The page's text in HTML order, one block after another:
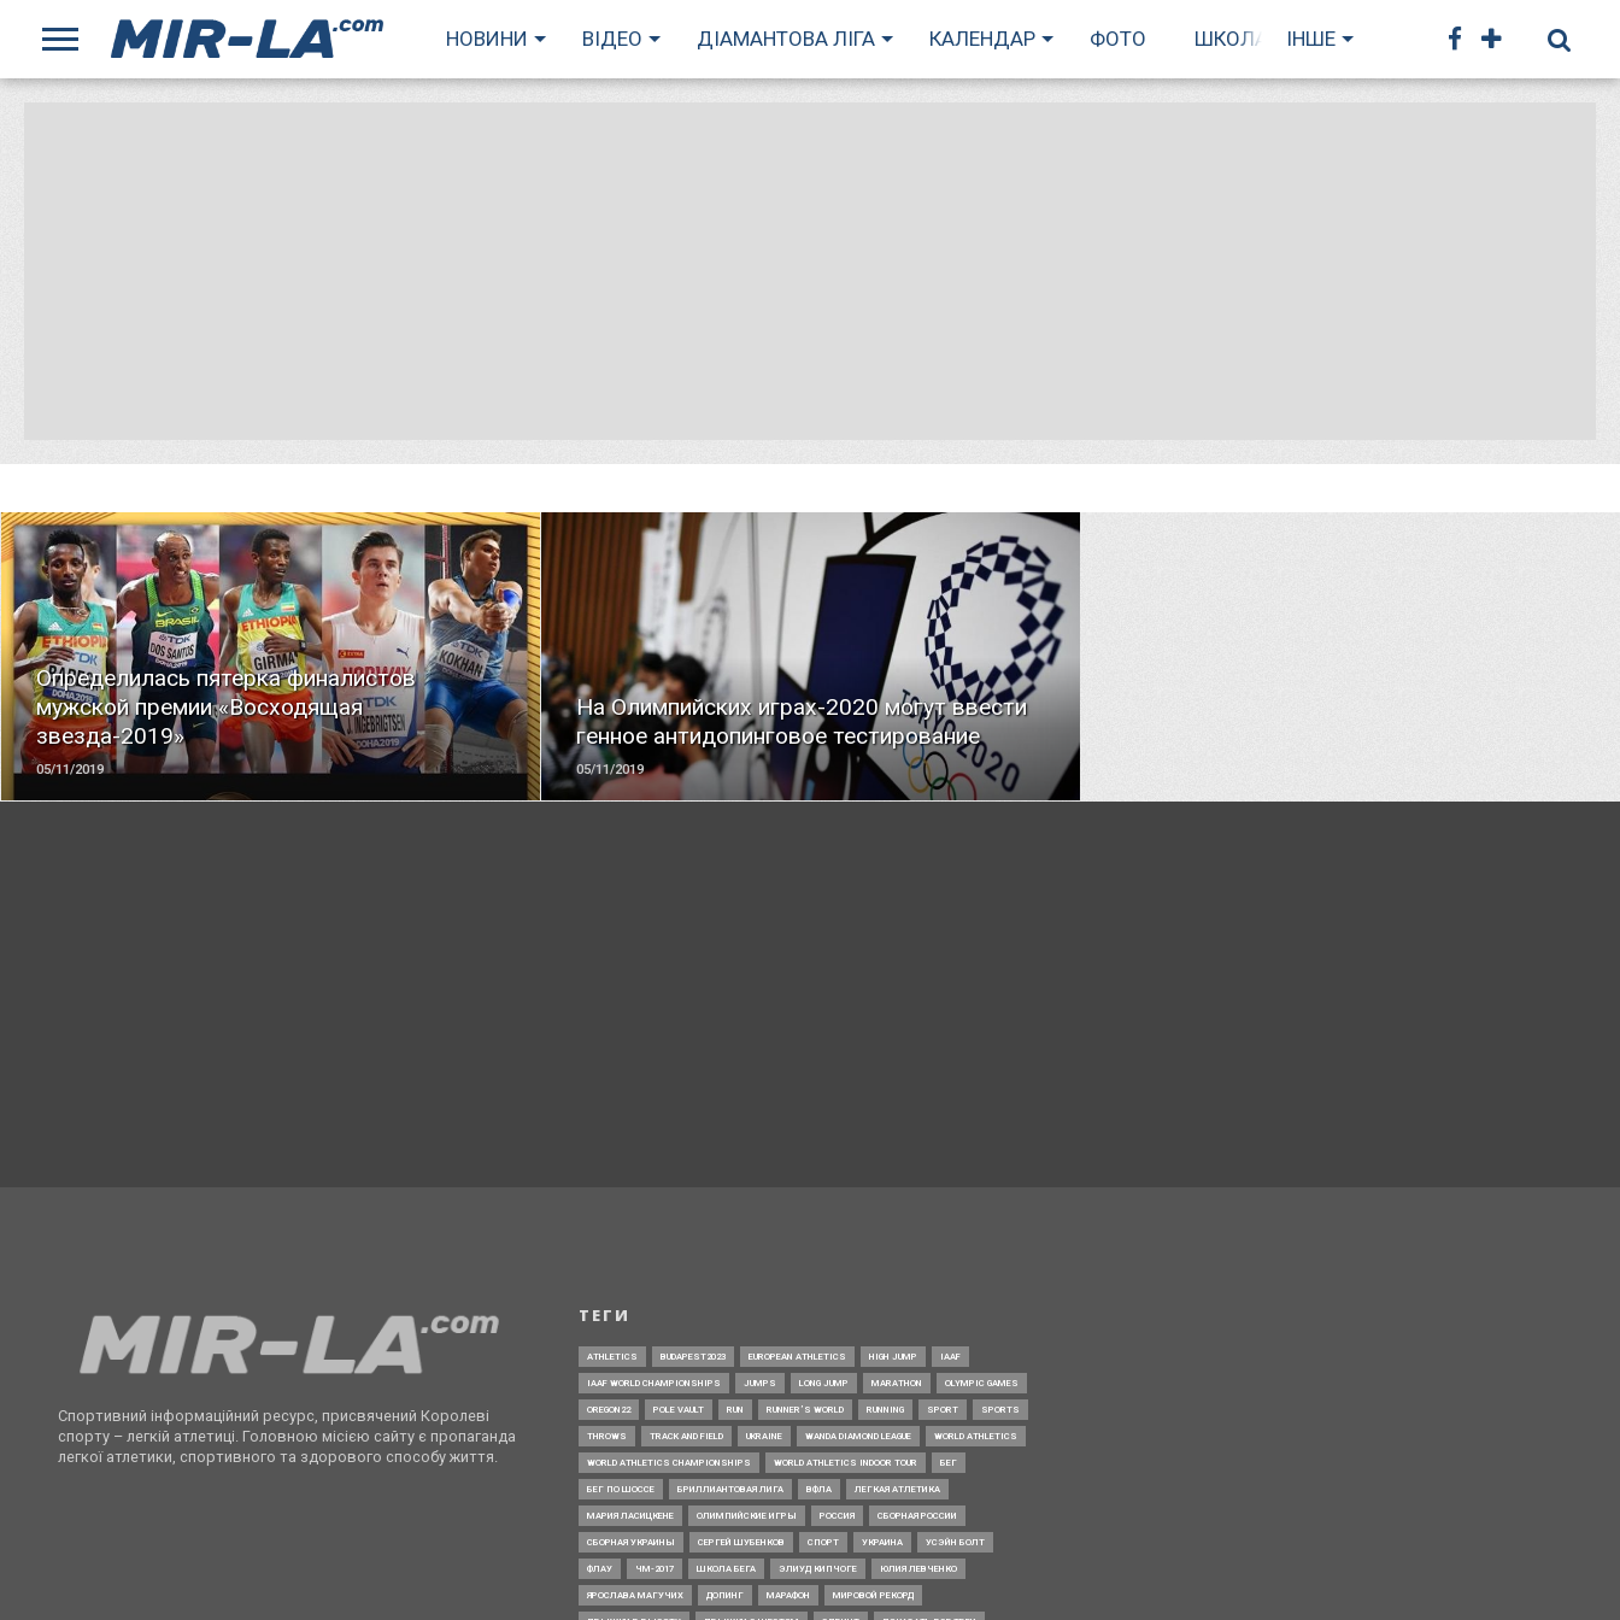
НОВИНИ ВІДЕО ДІАМАНТОВА ЛІГА КАЛЕНДАР ФОТО ШКОЛА БІГУ
ІНШЕ
Определилась пятерка финалистов
мужской премии «Восходящая
звезда-2019»
05/11/2019
ЧИТАТЬ
На Олимпийских играх-2020 могут ввести
генное антидопинговое тестирование
05/11/2019
ЧИТАТЬ
Спортивний інформаційний ресурс, присвячений Королеві
спорту – легкій атлетиці. Головною місією сайту є пропаганда
легкої атлетики, спортивного та здорового способу життя.
ТЕГИ
ATHLETICS BUDAPEST2023 EUROPEAN ATHLETICS HIGH JUMP IAAF
IAAF WORLD CHAMPIONSHIPS JUMPS LONG JUMP MARATHON OLYMPIC GAMES
OREGON22 POLE VAULT RUN RUNNER’S WORLD RUNNING SPORT SPORTS
THROWS TRACK AND FIELD UKRAINE WANDA DIAMOND LEAGUE WORLD ATHLETICS
WORLD ATHLETICS CHAMPIONSHIPS WORLD ATHLETICS INDOOR TOUR БЕГ
БЕГ ПО ШОССЕ БРИЛЛИАНТОВАЯ ЛИГА ВФЛА ЛЕГКАЯ АТЛЕТИКА
МАРИЯ ЛАСИЦКЕНЕ ОЛИМПИЙСКИЕ ИГРЫ РОССИЯ СБОРНАЯ РОССИИ
СБОРНАЯ УКРАИНЫ СЕРГЕЙ ШУБЕНКОВ СПОРТ УКРАИНА УСЭЙН БОЛТ
ФЛАУ ЧМ-2017 ШКОЛА БЕГА ЭЛИУД КИПЧОГЕ ЮЛИЯ ЛЕВЧЕНКО
ЯРОСЛАВА МАГУЧИХ ДОПИНГ МАРАФОН МИРОВОЙ РЕКОРД